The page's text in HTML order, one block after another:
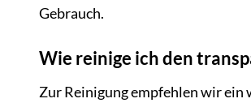
Gebrauch.
Wie reinige ich den
Zur Reinigung empfehlen wir